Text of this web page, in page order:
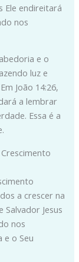
Ele endireitará
nos
e o
luz e
João 14:26,
a lembrar
Essa é a
a crescer na
Jesus
nos
e o Seu